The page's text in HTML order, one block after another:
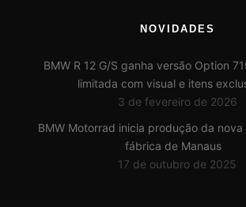
NOVIDADES
BMW R 12 G/S ganha versão Option
limitada com visual e itens
3 de fevereiro de 2026
BMW Motorrad inicia produção da nova
fábrica de Manaus
17 de outubro de 2025